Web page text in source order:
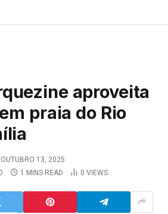
aproveita
praia do Rio
OUTUBRO 13, 2025
1 MINS READ 0 VIEWS